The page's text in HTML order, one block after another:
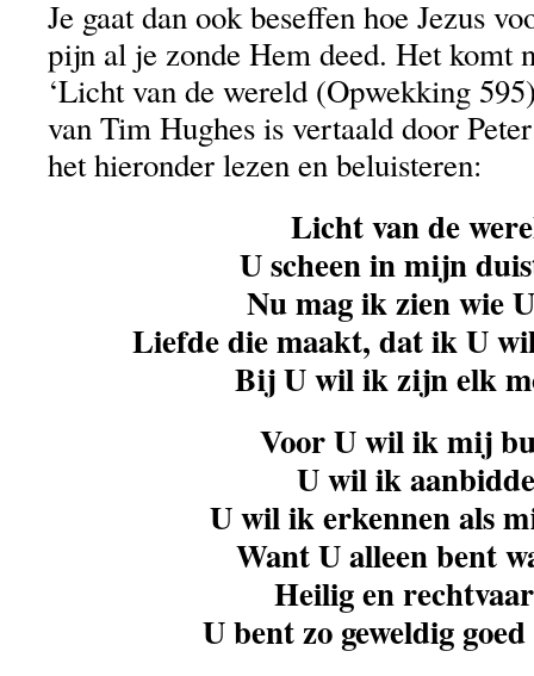
Je gaat dan ook beseffen hoe Jezus
pijn al je zonde Hem deed. Het komt
‘Licht van de wereld (Opwekking
van Tim Hughes is vertaald door
het hieronder lezen en beluisteren:
Licht van de
U scheen in mijn
Nu mag ik zien wie
Liefde die maakt, dat ik U
Bij U wil ik zijn elk
Voor U wil ik mij
U wil ik
U wil ik erkennen als
Want U alleen bent
Heilig en
U bent zo geweldig